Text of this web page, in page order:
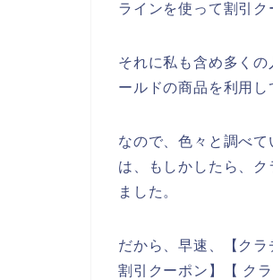
ラインを使って割引
それに私も含め多く
ールドの商品を利用
なので、色々と調べ
は、もしかしたら、
ました。
だから、早速、【ク
割引クーポン】【 ク